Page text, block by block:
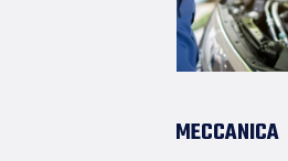
MECCANICA